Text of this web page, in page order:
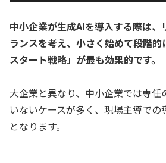
中小企業が生成AIを導入する際は、
ランスを考え、小さく始めて段階
スタート戦略」が最も効果的です。
大企業と異なり、中小企業では専
いないケースが多く、現場主導で
となります。